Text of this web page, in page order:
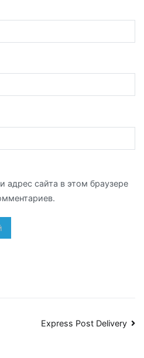
адрес сайта в этом браузере
Express Post Delivery